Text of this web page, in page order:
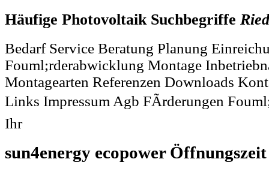
Häufige Photovoltaik Suchbegriffe Ried
Bedarf Service Beratung Planung
Fouml;rderabwicklung Montage
Montagearten Referenzen Downloads
Links Impressum Agb FÃrderungen
Ihr
sun4energy ecopower